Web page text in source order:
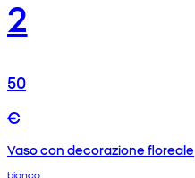
2
50
€
Vaso con decorazione floreale
bianco